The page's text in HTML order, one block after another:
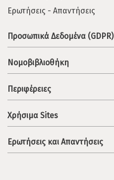
Ερωτήσεις - Απαντήσεις
Προσωπικά Δεδομένα (GDPR)
Νομοβιβλιοθήκη
Περιφέρειες
Χρήσιμα Sites
Ερωτήσεις και Απαντήσεις